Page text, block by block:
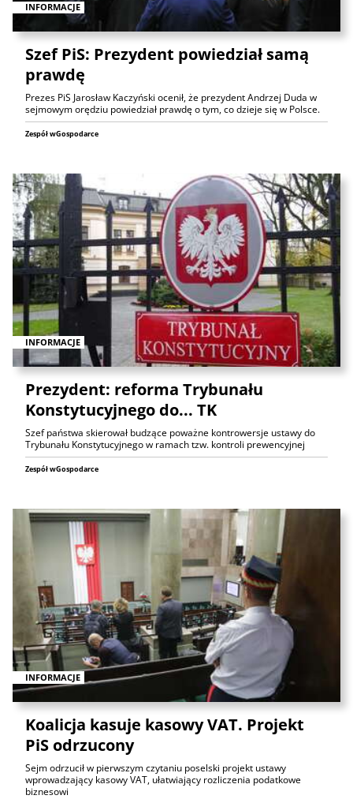
INFORMACJE
Szef PiS: Prezydent powiedział samą
prawdę
Prezes PiS Jarosław Kaczyński ocenił, że prezydent Andrzej Duda w
sejmowym orędziu powiedział prawdę o tym, co dzieje się w Polsce.
Zespół wGospodarce
INFORMACJE
Prezydent: reforma Trybunału
Konstytucyjnego do... TK
Szef państwa skierował budzące poważne kontrowersje ustawy do
Trybunału Konstytucyjnego w ramach tzw. kontroli prewencyjnej
Zespół wGospodarce
INFORMACJE
Koalicja kasuje kasowy VAT. Projekt
PiS odrzucony
Sejm odrzucił w pierwszym czytaniu poselski projekt ustawy
wprowadzający kasowy VAT, ułatwiający rozliczenia podatkowe
biznesowi